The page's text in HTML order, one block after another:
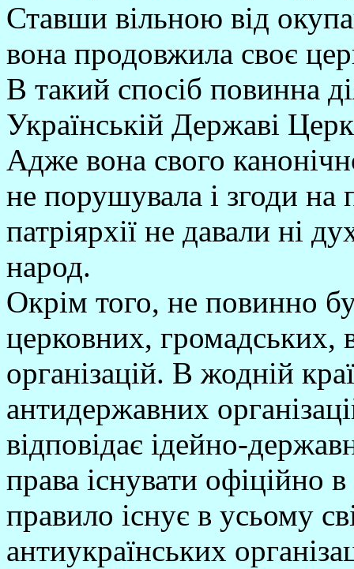
Ставши вільною від
вона продовжила своє
В такий спосіб повинна
Українській Державі
Адже вона свого
не порушувала і згоди на
патріярхії не давали ні
народ.
Окрім того, не повинно
церковних, громадських,
організацій. В жодній
антидержавних
відповідає ідейно-
права існувати офіційно
правило існує в усьому
антиукраїнських